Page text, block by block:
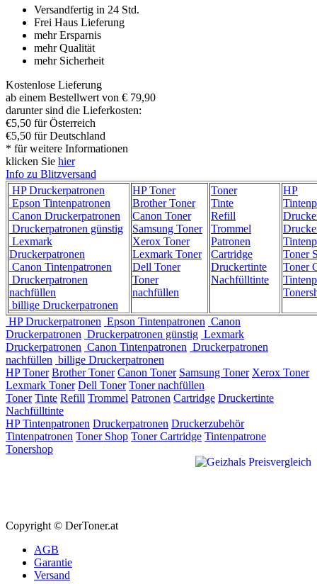
Versandfertig in 24 Std.
Frei Haus Lieferung
mehr Ersparnis
mehr Qualität
mehr Sicherheit
Kostenlose Lieferung
ab einem Bestellwert von € 79,90
darunter sind die Lieferkosten:
€5,50 für Österreich
€5,50 für Deutschland
* für weitere Informationen
klicken Sie hier
Info zu Blitzversand
HP Druckerpatronen
Epson Tintenpatronen
Canon Druckerpatronen
Druckerpatronen günstig
Lexmark
Druckerpatronen
Canon Tintenpatronen
Druckerpatronen
nachfüllen
billige Druckerpatronen
HP Toner
Brother Toner
Canon Toner
Samsung Toner
Xerox Toner
Lexmark Toner
Dell Toner
Toner
nachfüllen
Toner
Tinte
Refill
Trommel
Patronen
Cartridge
Druckertinte
Nachfülltinte
HP
Toner
Toner
HP Druckerpatronen Epson Tintenpatronen Canon
Druckerpatronen Druckerpatronen günstig Lexmark
Druckerpatronen Canon Tintenpatronen Druckerpatronen
nachfüllen billige Druckerpatronen
HP Toner Brother Toner Canon Toner Samsung Toner Xerox Toner
Lexmark Toner Dell Toner Toner nachfüllen
Toner Tinte Refill Trommel Patronen Cartridge Druckertinte
Nachfülltinte
HP Tintenpatronen Druckerpatronen Druckerzubehör
Tintenpatronen Toner Shop Toner Cartridge Tintenpatrone
Tonershop
Copyright © DerToner.at
AGB
Garantie
Versand